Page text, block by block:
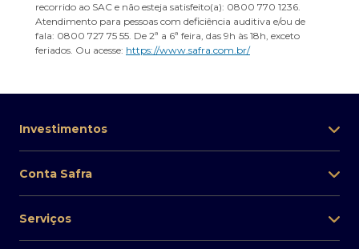
recorrido ao SAC e não esteja satisfeito(a): 0800 770 1236.
Atendimento para pessoas com deficiência auditiva e/ou de
fala: 0800 727 75 55. De 2ª a 6ª feira, das 9h às 18h, exceto
feriados. Ou acesse: https://www.safra.com.br/
Investimentos
Conta Safra
Serviços